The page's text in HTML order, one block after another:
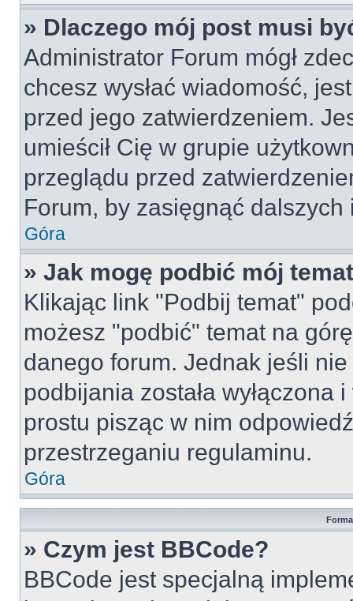
» Dlaczego mój post musi
Administrator Forum mógł
chcesz wysłać wiadomość,
przed jego zatwierdzeniem.
umieścił Cię w grupie
przeglądu przed
Forum, by zasięgnąć dalszych
Góra
» Jak mogę podbić mój
Klikając link "Podbij temat"
możesz "podbić" temat na
danego forum. Jednak jeśli
podbijania została
prostu pisząc w nim
przestrzeganiu regulaminu.
Góra
» Czym jest BBCode?
BBCode jest specjalną